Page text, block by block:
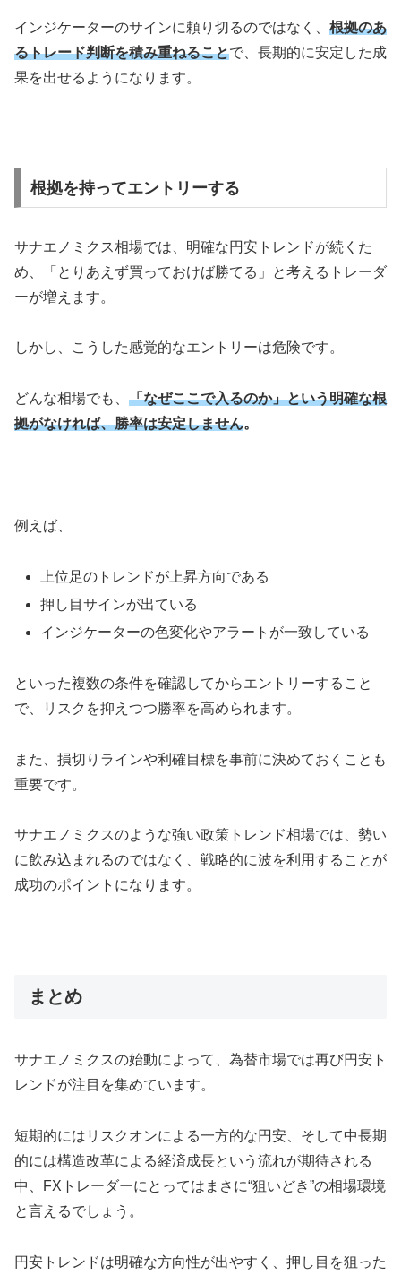
インジケーターのサインに頼り切るのではなく、 根拠のあ
るトレード判断を積み重ねることで、長期的に安定した成
果を出せるようになります。
根拠を持ってエントリーする
サナエノミクス相場では、明確な円安トレンドが続くた
め、「とりあえず買っておけば勝てる」と考えるトレーダ
ーが増えます。
しかし、こうした感覚的なエントリーは危険です。
どんな相場でも、 「なぜここで入るのか」という明確な根
拠がなければ、勝率は安定しません。
例えば、
上位足のトレンドが上昇方向である
押し目サインが出ている
インジケーターの色変化やアラートが一致している
といった複数の条件を確認してからエントリーすること
で、リスクを抑えつつ勝率を高められます。
また、損切りラインや利確目標を事前に決めておくことも
重要です。
サナエノミクスのような強い政策トレンド相場では、勢い
に飲み込まれるのではなく、戦略的に波を利用することが
成功のポイントになります。
まとめ
サナエノミクスの始動によって、為替市場では再び円安ト
レンドが注目を集めています。
短期的にはリスクオンによる一方的な円安、そして中長期
的には構造改革による経済成長という流れが期待される
中、FXトレーダーにとってはまさに“狙いどき”の相場環境
と言えるでしょう。
円安トレンドは明確な方向性が出やすく、押し目を狙った